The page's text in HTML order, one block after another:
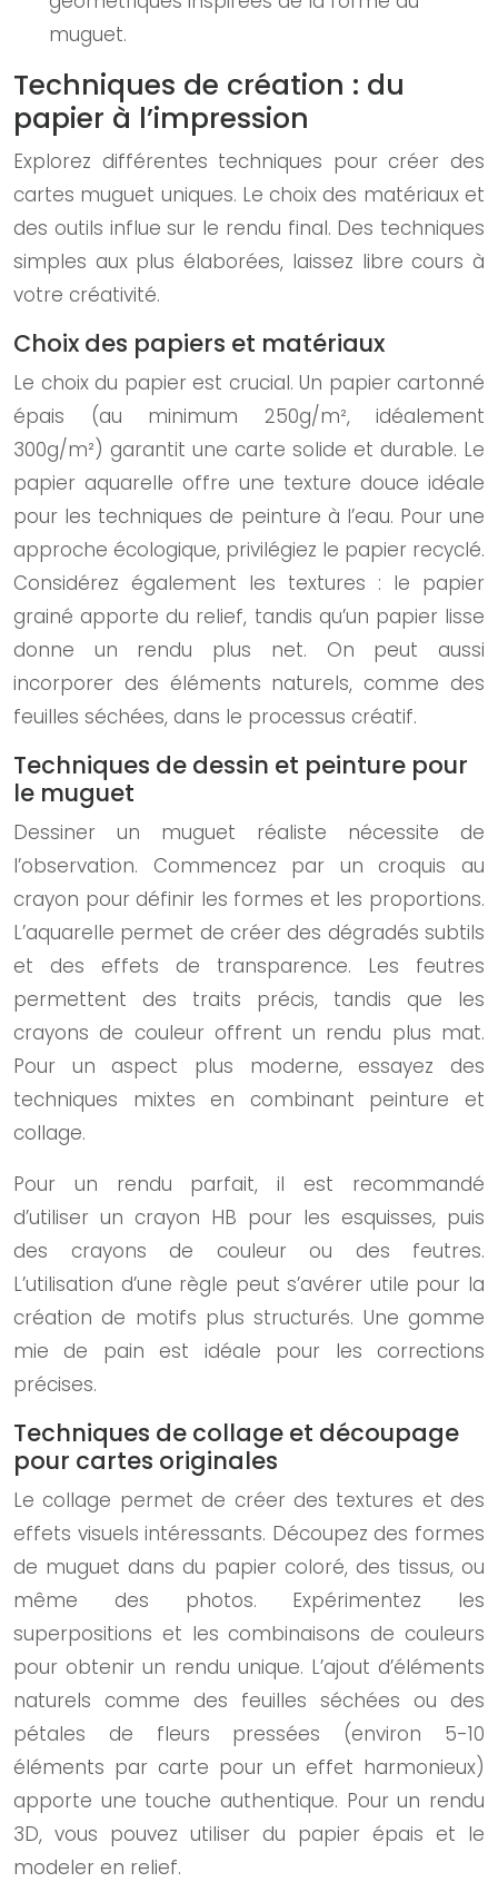
muguet.
Techniques de création : du
papier à l’impression
Explorez différentes techniques pour créer des
cartes muguet uniques. Le choix des matériaux et
des outils influe sur le rendu final. Des techniques
simples aux plus élaborées, laissez libre cours à
votre créativité.
Choix des papiers et matériaux
Le choix du papier est crucial. Un papier cartonné
épais (au minimum 250g/m², idéalement
300g/m²) garantit une carte solide et durable. Le
papier aquarelle offre une texture douce idéale
pour les techniques de peinture à l’eau. Pour une
approche écologique, privilégiez le papier recyclé.
Considérez également les textures : le papier
grainé apporte du relief, tandis qu’un papier lisse
donne un rendu plus net. On peut aussi
incorporer des éléments naturels, comme des
feuilles séchées, dans le processus créatif.
Techniques de dessin et peinture pour
le muguet
Dessiner un muguet réaliste nécessite de
l’observation. Commencez par un croquis au
crayon pour définir les formes et les proportions.
L’aquarelle permet de créer des dégradés subtils
et des effets de transparence. Les feutres
permettent des traits précis, tandis que les
crayons de couleur offrent un rendu plus mat.
Pour un aspect plus moderne, essayez des
techniques mixtes en combinant peinture et
collage.
Pour un rendu parfait, il est recommandé
d’utiliser un crayon HB pour les esquisses, puis
des crayons de couleur ou des feutres.
L’utilisation d’une règle peut s’avérer utile pour la
création de motifs plus structurés. Une gomme
mie de pain est idéale pour les corrections
précises.
Techniques de collage et découpage
pour cartes originales
Le collage permet de créer des textures et des
effets visuels intéressants. Découpez des formes
de muguet dans du papier coloré, des tissus, ou
même des photos. Expérimentez les
superpositions et les combinaisons de couleurs
pour obtenir un rendu unique. L’ajout d’éléments
naturels comme des feuilles séchées ou des
pétales de fleurs pressées (environ 5-10
éléments par carte pour un effet harmonieux)
apporte une touche authentique. Pour un rendu
3D, vous pouvez utiliser du papier épais et le
modeler en relief.